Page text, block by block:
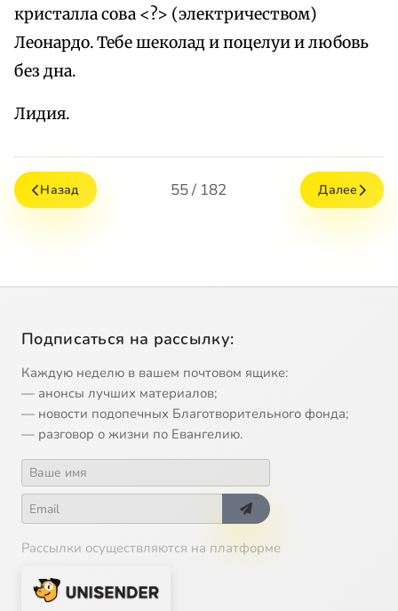
кристалла сова <?> (электричеством)
Леонардо. Тебе шеколад и поцелуи и любовь
без дна.
Лидия.
Назад 55 / 182 Далее
Подписаться на рассылку:
Каждую неделю в вашем почтовом ящике:
— анонсы лучших материалов;
— новости подопечных Благотворительного фонда;
— разговор о жизни по Евангелию.
Рассылки осуществляются на платформе